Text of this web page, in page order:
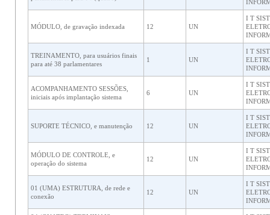
MÓDULO, de gravação indexada 12 UN
I T
TREINAMENTO, para usuários finais
para até 38 parlamentares
1 UN
I T
ACOMPANHAMENTO SESSÕES,
iniciais após implantação sistema
6 UN
I T
SUPORTE TÉCNICO, e manutenção 12 UN
I T
MÓDULO DE CONTROLE, e
operação do sistema
12 UN
I T
01 (UMA) ESTRUTURA, de rede e
conexão
12 UN
I T